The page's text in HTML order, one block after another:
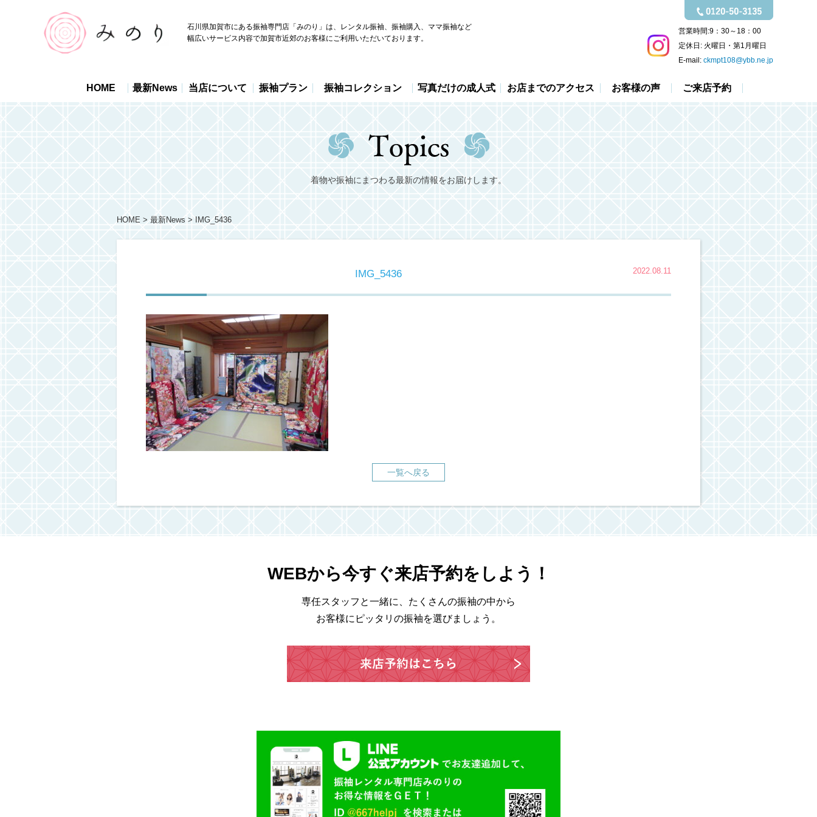
石川県加賀市にある振袖専門店「みのり」は、レンタル振袖、振袖購入、ママ振袖など
幅広いサービス内容で加賀市近郊のお客様にご利用いただいております。
営業時間:9：30～18：00
定休日: 火曜日・第1月曜日
E-mail: ckmpt108@ybb.ne.jp
HOME 最新News 当店について 振袖プラン 振袖コレクション 写真だけの成人式 お店までのアクセス お客様の声 ご来店予約
着物や振袖にまつわる最新の情報をお届けします。
HOME 最新News IMG_5436
2022.08.11
IMG_5436
一覧へ戻る
WEBから今すぐ来店予約をしよう！
専任スタッフと一緒に、たくさんの振袖の中から
お客様にピッタリの振袖を選びましょう。